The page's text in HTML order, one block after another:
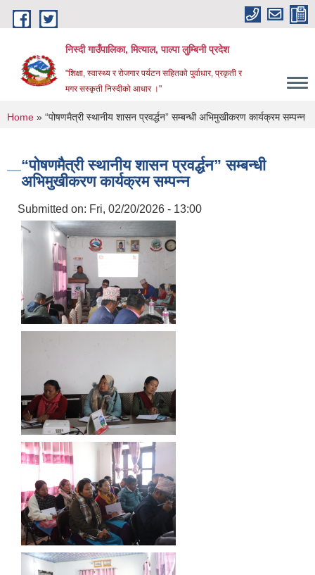
Skip to main content
निस्दी गाउँपालिका, मित्याल, पाल्पा लुम्बिनी प्रदेश
"शिक्षा, स्वास्थ्य र रोजगार पर्यटन सहितको पुर्वाधार, प्रकृती र
मगर सस्कृती निस्दीको आधार ।"
You are here
Home » “पोषणमैत्री स्थानीय शासन प्रवर्द्धन” सम्बन्धी अभिमुखीकरण कार्यक्रम सम्पन्न
“पोषणमैत्री स्थानीय शासन प्रवर्द्धन” सम्बन्धी
अभिमुखीकरण कार्यक्रम सम्पन्न
Submitted on: Fri, 02/20/2026 - 13:00